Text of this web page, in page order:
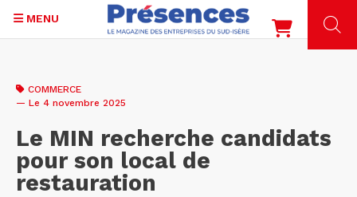
contenu
MENU
COMMERCE
— Le 4 novembre 2025
Le MIN recherche candidats
pour son local de
restauration